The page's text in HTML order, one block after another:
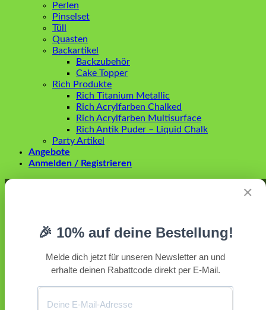
Perlen
Pinselset
Tüll
Quasten
Backartikel
Backzubehör
Cake Topper
Rich Produkte
Rich Titanium Metallic
Rich Acrylfarben Chalked
Rich Acrylfarben Multisurface
Rich Antik Puder – Liquid Chalk
Party Artikel
Angebote
Anmelden / Registrieren
✕
🎉 10% auf deine Bestellung!
Melde dich jetzt für unseren Newsletter an und
erhalte deinen Rabattcode direkt per E-Mail.
Anmelden
Angemeldet bleiben Anmelden